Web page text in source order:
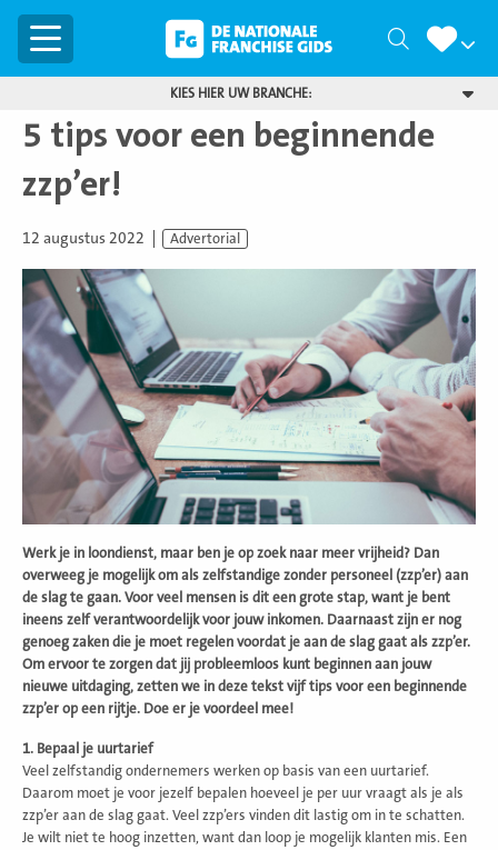
Menu Zoeken
KIES HIER UW BRANCHE:
5 tips voor een beginnende
zzp’er!
12 augustus 2022 Advertorial
Werk je in loondienst, maar ben je op zoek naar meer vrijheid? Dan
overweeg je mogelijk om als zelfstandige zonder personeel (zzp’er) aan
de slag te gaan. Voor veel mensen is dit een grote stap, want je bent
ineens zelf verantwoordelijk voor jouw inkomen. Daarnaast zijn er nog
genoeg zaken die je moet regelen voordat je aan de slag gaat als zzp’er.
Om ervoor te zorgen dat jij probleemloos kunt beginnen aan jouw
nieuwe uitdaging, zetten we in deze tekst vijf tips voor een beginnende
zzp’er op een rijtje. Doe er je voordeel mee!
1. Bepaal je uurtarief
Veel zelfstandig ondernemers werken op basis van een uurtarief.
Daarom moet je voor jezelf bepalen hoeveel je per uur vraagt als je als
zzp’er aan de slag gaat. Veel zzp’ers vinden dit lastig om in te schatten.
Je wilt niet te hoog inzetten, want dan loop je mogelijk klanten mis. Een